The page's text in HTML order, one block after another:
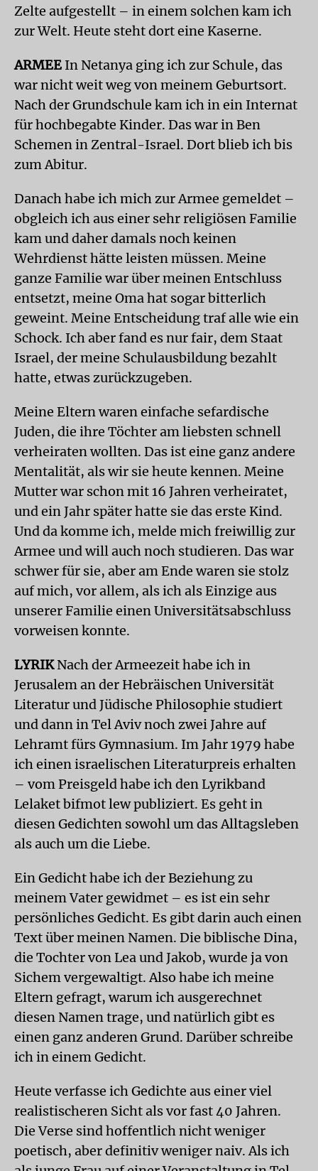
Zelte aufgestellt – in einem solchen kam ich
zur Welt. Heute steht dort eine Kaserne.
ARMEE In Netanya ging ich zur Schule, das
war nicht weit weg von meinem Geburtsort.
Nach der Grundschule kam ich in ein Internat
für hochbegabte Kinder. Das war in Ben
Schemen in Zentral-Israel. Dort blieb ich bis
zum Abitur.
Danach habe ich mich zur Armee gemeldet –
obgleich ich aus einer sehr religiösen Familie
kam und daher damals noch keinen
Wehrdienst hätte leisten müssen. Meine
ganze Familie war über meinen Entschluss
entsetzt, meine Oma hat sogar bitterlich
geweint. Meine Entscheidung traf alle wie ein
Schock. Ich aber fand es nur fair, dem Staat
Israel, der meine Schulausbildung bezahlt
hatte, etwas zurückzugeben.
Meine Eltern waren einfache sefardische
Juden, die ihre Töchter am liebsten schnell
verheiraten wollten. Das ist eine ganz andere
Mentalität, als wir sie heute kennen. Meine
Mutter war schon mit 16 Jahren verheiratet,
und ein Jahr später hatte sie das erste Kind.
Und da komme ich, melde mich freiwillig zur
Armee und will auch noch studieren. Das war
schwer für sie, aber am Ende waren sie stolz
auf mich, vor allem, als ich als Einzige aus
unserer Familie einen Universitätsabschluss
vorweisen konnte.
LYRIKNach der Armeezeit habe ich in
Jerusalem an der Hebräischen Universität
Literatur und Jüdische Philosophie studiert
und dann in Tel Aviv noch zwei Jahre auf
Lehramt fürs Gymnasium. Im Jahr 1979 habe
ich einen israelischen Literaturpreis erhalten
– vom Preisgeld habe ich den Lyrikband
Lelaket bifmot lew publiziert. Es geht in
diesen Gedichten sowohl um das Alltagsleben
als auch um die Liebe.
Ein Gedicht habe ich der Beziehung zu
meinem Vater gewidmet – es ist ein sehr
persönliches Gedicht. Es gibt darin auch einen
Text über meinen Namen. Die biblische Dina,
die Tochter von Lea und Jakob, wurde ja von
Sichem vergewaltigt. Also habe ich meine
Eltern gefragt, warum ich ausgerechnet
diesen Namen trage, und natürlich gibt es
einen ganz anderen Grund. Darüber schreibe
ich in einem Gedicht.
Heute verfasse ich Gedichte aus einer viel
realistischeren Sicht als vor fast 40 Jahren.
Die Verse sind hoffentlich nicht weniger
poetisch, aber definitiv weniger naiv. Als ich